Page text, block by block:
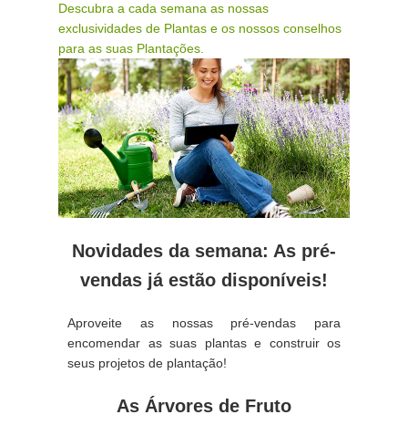
Descubra a cada semana as nossas
exclusividades de Plantas e os nossos conselhos
para as suas Plantações.
Novidades da semana: As pré-
vendas já estão disponíveis!
Aproveite as nossas pré-vendas para
encomendar as suas plantas e construir os
seus projetos de plantação!
As Árvores de Fruto